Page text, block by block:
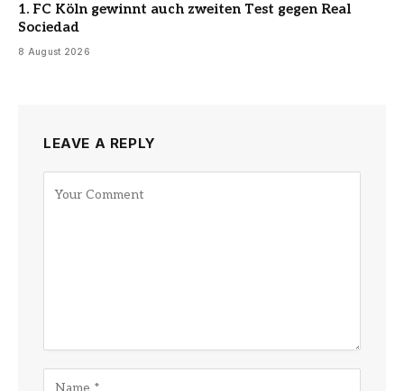
1. FC Köln gewinnt auch zweiten Test gegen Real
Sociedad
8 August 2026
LEAVE A REPLY